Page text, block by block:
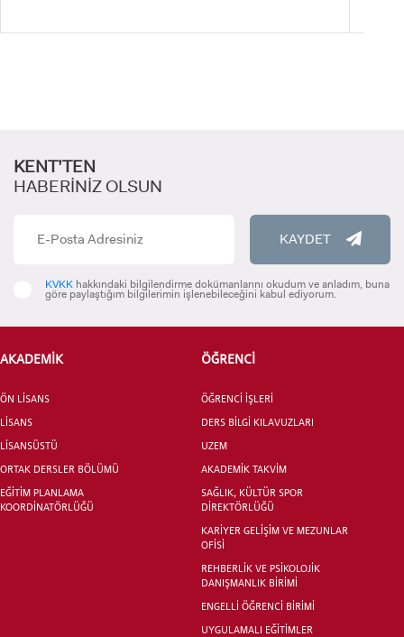
ÖNLİSANS ve
KENT’TEN
HABERİNİZ OLSUN
KAYDET
KVKK hakkındaki bilgilendirme dokümanlarını okudum ve anladım, buna
göre paylaştığım bilgilerimin işlenebileceğini kabul ediyorum.
AKADEMİK
ÖN LİSANS
LİSANS
LİSANSÜSTÜ
ORTAK DERSLER BÖLÜMÜ
EĞİTİM PLANLAMA
KOORDİNATÖRLÜĞÜ
ÖĞRENCİ
ÖĞRENCİ İŞLERİ
DERS BİLGİ KILAVUZLARI
UZEM
AKADEMİK TAKVİM
SAĞLIK, KÜLTÜR SPOR
DİREKTÖRLÜĞÜ
KARİYER GELİŞİM VE MEZUNLAR
OFİSİ
REHBERLİK VE PSİKOLOJİK
DANIŞMANLIK BİRİMİ
ENGELLİ ÖĞRENCİ BİRİMİ
UYGULAMALI EĞİTİMLER